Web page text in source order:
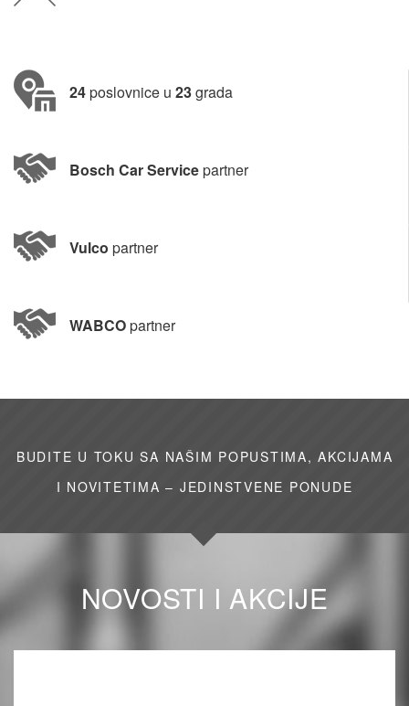
24poslovnice u 23grada
Bosch Car Servicepartner
Vulco partner
WABCOpartner
BUDITE U TOKU SA NAŠIM POPUSTIMA, AKCIJAMA
I NOVITETIMA – JEDINSTVENE PONUDE
NOVOSTI I AKCIJE